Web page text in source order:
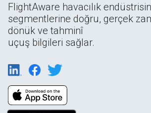
FlightAware havacılık
segmentlerine doğru, gerçek
dönük ve tahminî
uçuş bilgileri sağlar.